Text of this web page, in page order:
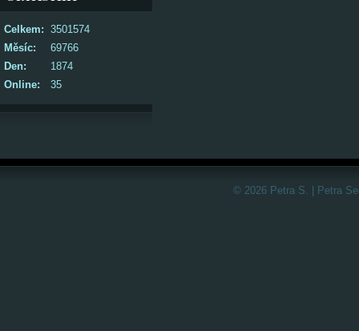
Online: 35
Celkem: 3501574
Měsíc:
69766
Den:
1874
© 2026 Petra S. | Petra